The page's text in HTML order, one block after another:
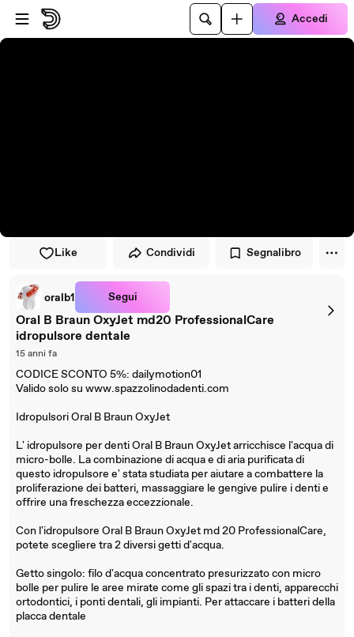
Vai al lettore
Passa al contenuto principale
Accedi
Like Condividi Segnalibro
oralb1 Segui
Oral B Braun OxyJet md20 ProfessionalCare
idropulsore dentale
15 anni fa
CODICE SCONTO 5%: dailymotion01
Valido solo su www.spazzolinodadenti.com
Idropulsori Oral B Braun OxyJet
L' idropulsore per denti Oral B Braun OxyJet arricchisce l'acqua di
micro-bolle. La combinazione di acqua e di aria purificata di
questo idropulsore e' stata studiata per aiutare a combattere la
proliferazione dei batteri, massaggiare le gengive pulire i denti e
offrire una freschezza eccezzionale.
Con l'idropulsore Oral B Braun OxyJet md 20 ProfessionalCare,
potete scegliere tra 2 diversi getti d'acqua.
Getto singolo: filo d'acqua concentrato presurizzato con micro
bolle per pulire le aree mirate come gli spazi tra i denti, apparecchi
ortodontici, i ponti dentali, gli impianti. Per attaccare i batteri della
placca dentale